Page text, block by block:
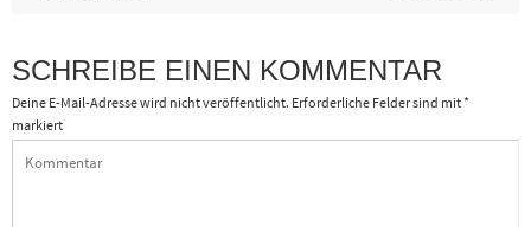
SCHREIBE EINEN KOMMENTAR
Deine E-Mail-Adresse wird nicht veröffentlicht. Erforderliche Felder sind mit*
markiert